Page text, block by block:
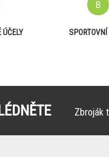
ÚČELY SPORTOVNÍ
Zbroják